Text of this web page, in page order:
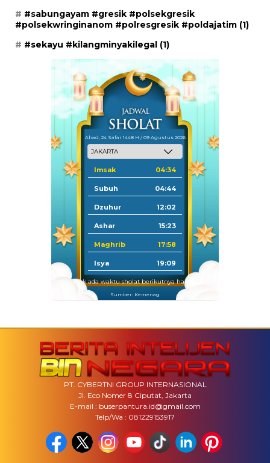
#sabungayam #gresik #polsekgresik
#polsekwringinanom #polresgresik #poldajatim (1)
#sekayu #kilangminyakilegal (1)
Ahad, 24 Safar 1448 H / 09 Agustus 2026
Imsak 04:34
Subuh 04:44
Dzuhur 12:02
Ashar 15:23
Maghrib 17:58
Isya 19:09
Tidak ada waktu sholat berikutnya hari ini.
Sumber: Kemenag
PT. CYBERTNI GROUP INTERNASIONAL
Jl. Eco Nomer 8 Ciputat, Jakarta
E-mail : buserpantura.id@gmail.com
Telp/Wa : 081229153917